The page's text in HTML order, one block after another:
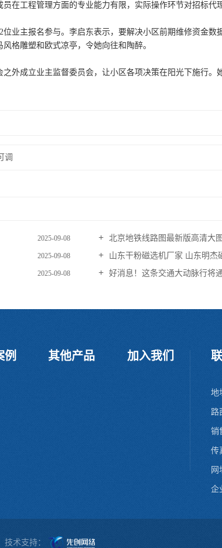
工程管理方面的专业能力有限，实际操作环节对招标代
主报名参与。李启东表示，要解决小区前期维修资金数
雕塑和欧式凉亭，令她向往和陶醉。
成立业主监督委员会，让小区各项决策在阳光下施行。
调
2025-09-08 北京地铁线路图最新版高清大
2025-09-08 山东干粉磁选机厂家 山东明杰
2025-09-08 好消息！这条交通大动脉行将通
例 其他产品 加入我们
地
路
销
传
网
企
技术支持：